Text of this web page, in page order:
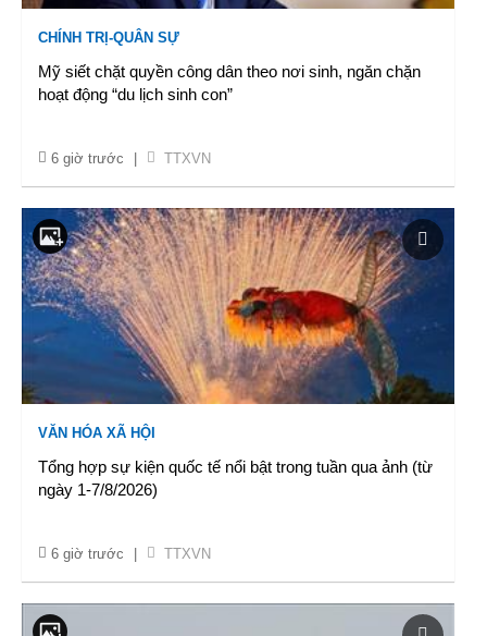
CHÍNH TRỊ-QUÂN SỰ
Mỹ siết chặt quyền công dân theo nơi sinh, ngăn chặn
hoạt động “du lịch sinh con”
6 giờ trước TTXVN
VĂN HÓA XÃ HỘI
Tổng hợp sự kiện quốc tế nổi bật trong tuần qua ảnh (từ
ngày 1-7/8/2026)
6 giờ trước TTXVN